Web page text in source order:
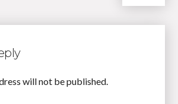
will not be published.